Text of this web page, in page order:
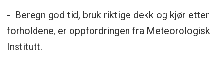
- Beregn god tid, bruk riktige dekk og kjør etter
forholdene, er oppfordringen fra Meteorologisk
Institutt.